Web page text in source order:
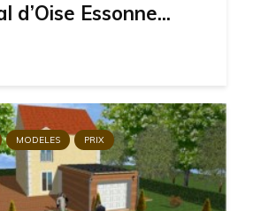
d’Oise Essonne...
MODELES PRIX